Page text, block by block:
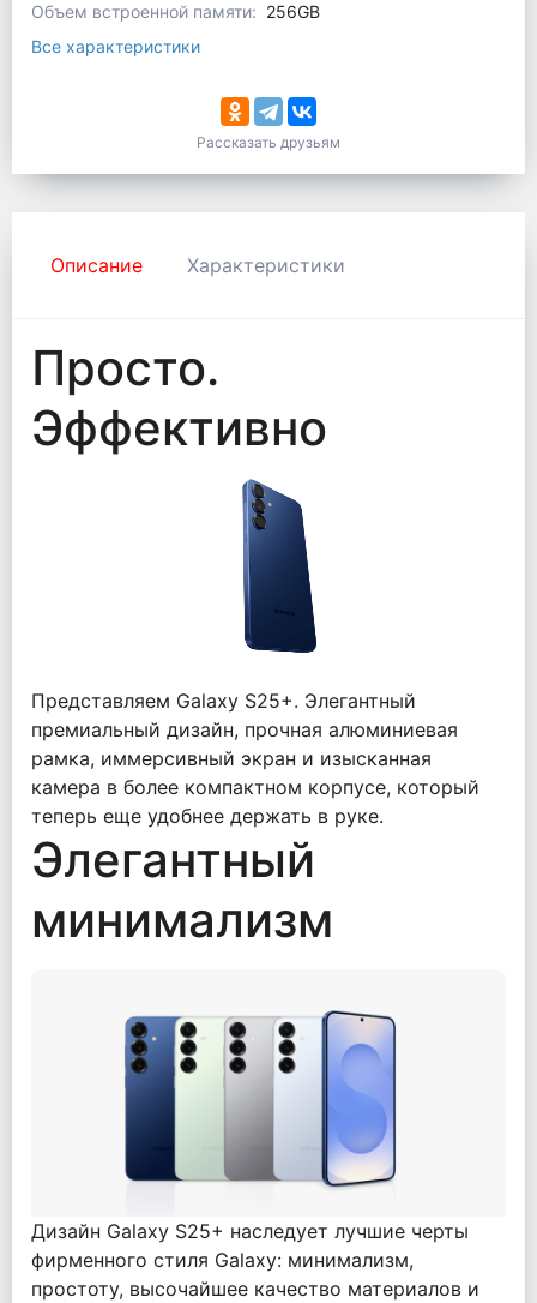
Объем встроенной памяти: 256GB
Все характеристики
Рассказать друзьям
Описание Характеристики
Просто.
Эффективно
Представляем Galaxy S25+. Элегантный
премиальный дизайн, прочная алюминиевая
рамка, иммерсивный экран и изысканная
камера в более компактном корпусе, который
теперь еще удобнее держать в руке.
Элегантный
минимализм
Дизайн Galaxy S25+ наследует лучшие черты
фирменного стиля Galaxy: минимализм,
простоту, высочайшее качество материалов и